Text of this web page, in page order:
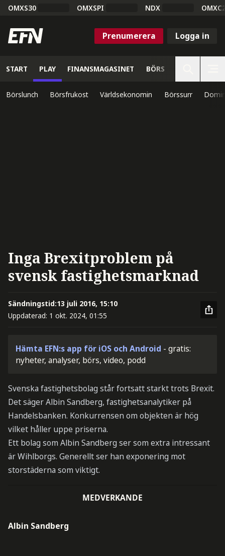
OMXS30 OMXSPI NDX
Prenumerera Logga in
START PLAY FINANSMAGASINET BÖRS
Börslunch Börsfrukost Världsekonomin Börssurr
Inga Brexitproblem på
svensk fastighetsmarknad
Sändningstid:13 juli 2016, 15:10
Uppdaterad: 1 okt. 2024, 01:55
Hämta EFN:s app för iOS och Android - gratis:
nyheter, analyser, börs, video, podd
Svenska fastighetsbolag står fortsatt starkt trots Brexit.
Det säger Albin Sandberg, fastighetsanalytiker på
Handelsbanken. Konkurrensen om objekten är hög
vilket håller uppe priserna.
Ett bolag som Albin Sandberg ser som extra intressant
är Wihlborgs. Generellt ser han exponering mot
storstäderna som viktigt.
MEDVERKANDE
Albin Sandberg